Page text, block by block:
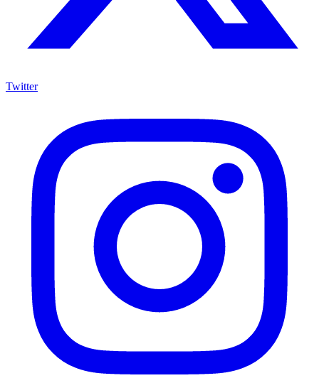
Twitter